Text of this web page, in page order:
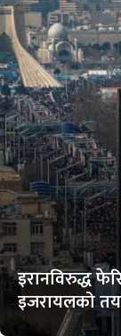
इरानविरुद्ध
इजरायलको